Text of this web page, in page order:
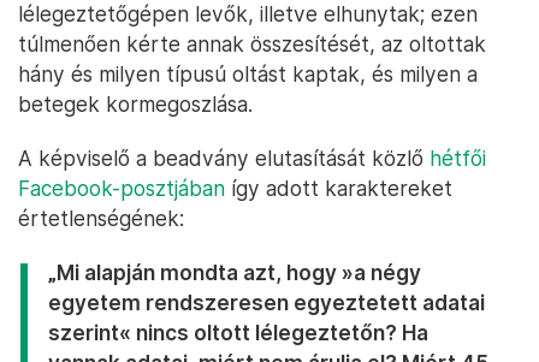
lélegeztetőgépen levők, illetve elhunytak; ezen
túlmenően kérte annak összesítését, az oltottak
hány és milyen típusú oltást kaptak, és milyen a
betegek kormegoszlása.
A képviselő a beadvány elutasítását közlő hétfői
Facebook-posztjában így adott karaktereket
értetlenségének:
„Mi alapján mondta azt, hogy »a négy
egyetem rendszeresen egyeztetett adatai
szerint«️ nincs oltott lélegeztetőn? Ha